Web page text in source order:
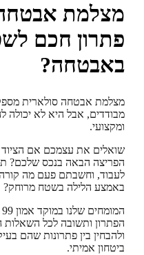
מצלמת
פתרון חכם
באבטחה?
מצלמת אבטחה סולארית
מבודדים, אבל היא לא יכולה
ומקצועי.
שואלים את עצמכם אם
הפריצה הבאה בנכס שלכם?
לעבוד, וחשבתם פעם מה
באמצע הלילה בשטח מרוחק?
הפתרון ותשובה לכל השאלות
ולהבחין בין פתרונות שהם
ביטחון אמיתי.